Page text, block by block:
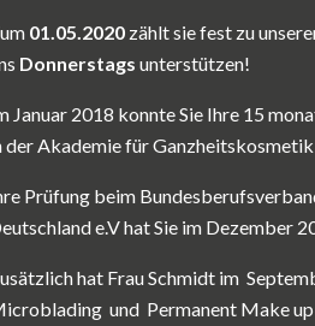
01.05.2020 zählt sie fest zu
Donnerstags unterstützen!
Januar 2018 konnte Sie Ihre 15
der Akademie für
Prüfung beim
e.V hat Sie im Dezember
hat Frau Schmidt im
und Permanent Make